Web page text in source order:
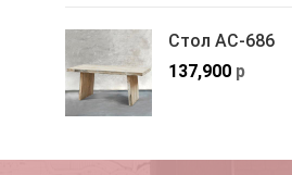
Стол АС-686
137,900 р